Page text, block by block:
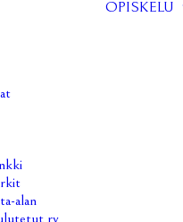
alan
ry
OPISKELU